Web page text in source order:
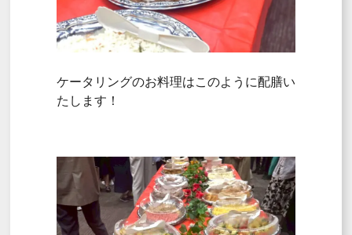
ケータリングのお料理はこのように配膳い
たします！